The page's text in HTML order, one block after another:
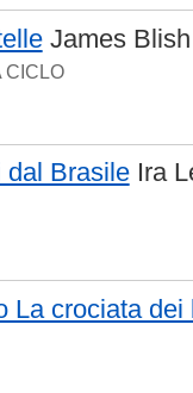
James Blish
CICLO
dal Brasile Ira
La crociata